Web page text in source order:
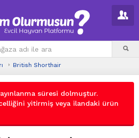
British Shorthair
süresi dolmuştur.
yitirmiş veya ilandaki ürün